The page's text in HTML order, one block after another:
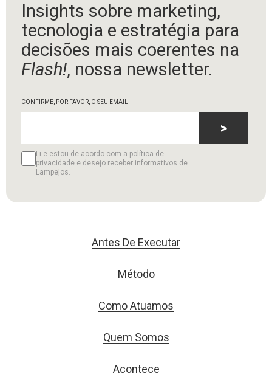
Insights sobre marketing,
tecnologia e estratégia para
decisões mais coerentes na
Flash!, nossa newsletter.
CONFIRME, POR FAVOR, O SEU EMAIL
Li e estou de acordo com a política de
privacidade e desejo receber informativos de
Lampejos.
>
Antes De Executar
Método
Como Atuamos
Quem Somos
Acontece